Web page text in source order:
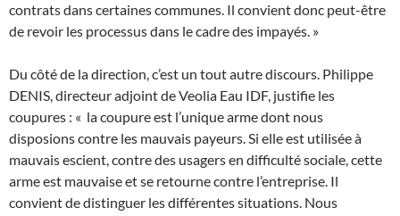
contrats dans certaines communes. Il convient donc peut-être
de revoir les processus dans le cadre des impayés. »
Du côté de la direction, c’est un tout autre discours. Philippe
DENIS, directeur adjoint de Veolia Eau IDF, justifie les
coupures : « la coupure est l’unique arme dont nous
disposions contre les mauvais payeurs. Si elle est utilisée à
mauvais escient, contre des usagers en difficulté sociale, cette
arme est mauvaise et se retourne contre l’entreprise. Il
convient de distinguer les différentes situations. Nous